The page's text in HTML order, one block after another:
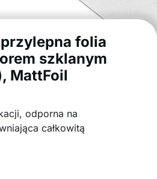
folia
szklanym
MattFoil
odporna na
całkowitą
na okna, szklane
ze szklanymi drzwiami,